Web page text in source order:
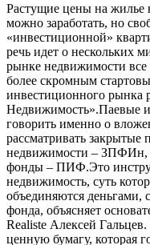
Растущие цены на жилье
можно заработать, но
«инвестиционной»
речь идет о нескольких
рынке недвижимости все
более скромным
инвестиционного рынка
Недвижимость».Паевые
говорить именно о
рассматривать
недвижимости – ЗПФИн,
фонды – ПИФ.Это
недвижимость, суть
объединяются деньгами,
фонда, объясняет
Realiste Алексей
ценную бумагу, которая